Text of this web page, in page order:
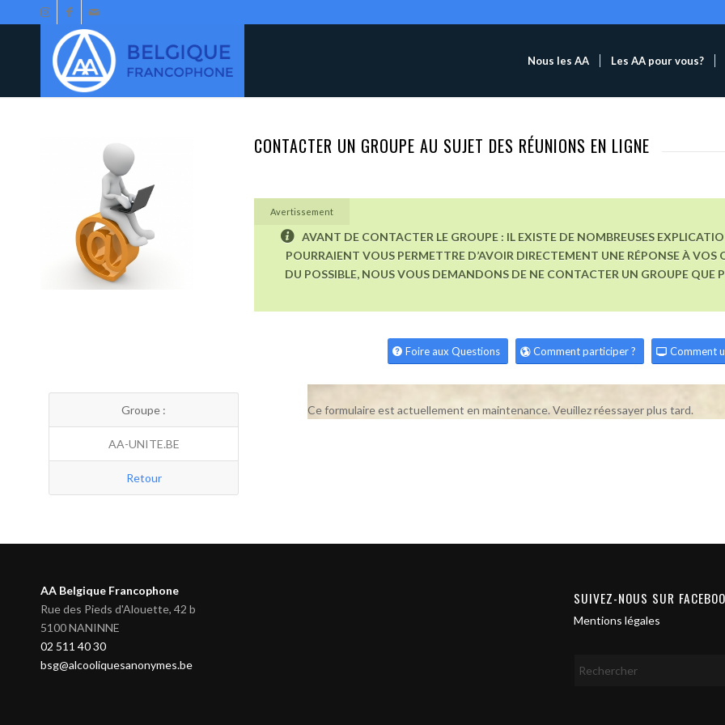
Nous les AA Les AA pour vous?
CONTACTER UN GROUPE AU SUJET DES RÉUNIONS EN LIGNE
Avertissement
AVANT DE CONTACTER LE GROUPE : IL EXISTE DE NOMBREUSES
POURRAIENT VOUS PERMETTRE D’AVOIR DIRECTEMENT UNE RÉPONSE À VOS
DU POSSIBLE, NOUS VOUS DEMANDONS DE NE CONTACTER UN GROUPE QUE
Foire aux Questions Comment participer ? Comment
Groupe :
AA-UNITE.BE
Retour
Ce formulaire est actuellement en maintenance. Veuillez réessayer plus tard.
AA Belgique Francophone
Rue des Pieds d'Alouette, 42 b
5100 NANINNE
02 511 40 30
bsg@alcooliquesanonymes.be
SUIVEZ-NOUS SUR
Mentions légales